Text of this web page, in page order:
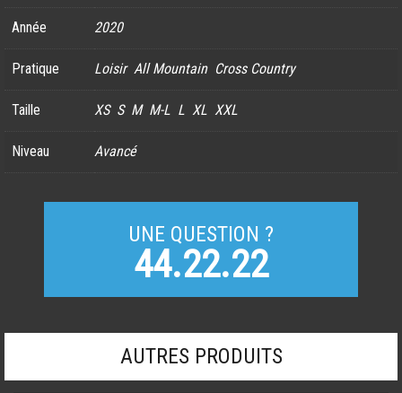
Année 2020
Pratique Loisir All Mountain Cross Country
Taille XS S M M-L L XL XXL
Niveau Avancé
UNE QUESTION ?
44.22.22
AUTRES PRODUITS